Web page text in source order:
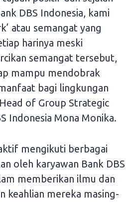
DBS Indonesia, kami
atau semangat yang
harinya meski
semangat tersebut,
mampu mendobrak
bagi lingkungan
of Group Strategic
Indonesia Mona Monika.
mengikuti berbagai
oleh karyawan Bank DBS
memberikan ilmu dan
keahlian mereka masing-